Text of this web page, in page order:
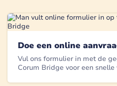
Doe een online
Vul ons formulier in met de
Corum Bridge voor een